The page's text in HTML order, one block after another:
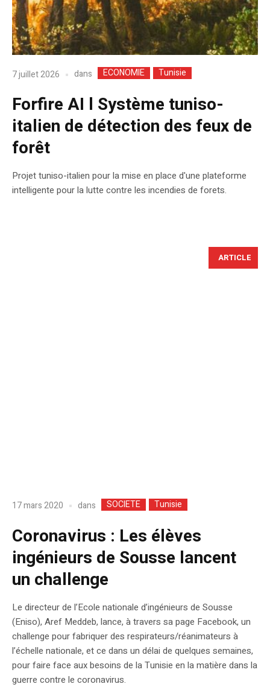
7 juillet 2026 dans ECONOMIE Tunisie
Forfire AI l Système tuniso-
italien de détection des feux de
forêt
Projet tuniso-italien pour la mise en place d'une plateforme
intelligente pour la lutte contre les incendies de forets.
ARTICLE
17 mars 2020 dans SOCIETE Tunisie
Coronavirus : Les élèves
ingénieurs de Sousse lancent
un challenge
Le directeur de l’Ecole nationale d’ingénieurs de Sousse
(Eniso), Aref Meddeb, lance, à travers sa page Facebook, un
challenge pour fabriquer des respirateurs/réanimateurs à
l’échelle nationale, et ce dans un délai de quelques semaines,
pour faire face aux besoins de la Tunisie en la matière dans la
guerre contre le coronavirus.